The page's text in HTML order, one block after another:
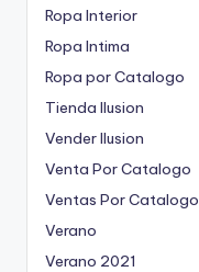
Ropa Interior
Ropa Intima
Ropa por Catalogo
Tienda Ilusion
Vender Ilusion
Venta Por Catalogo
Ventas Por Catalogo
Verano
Verano 2021